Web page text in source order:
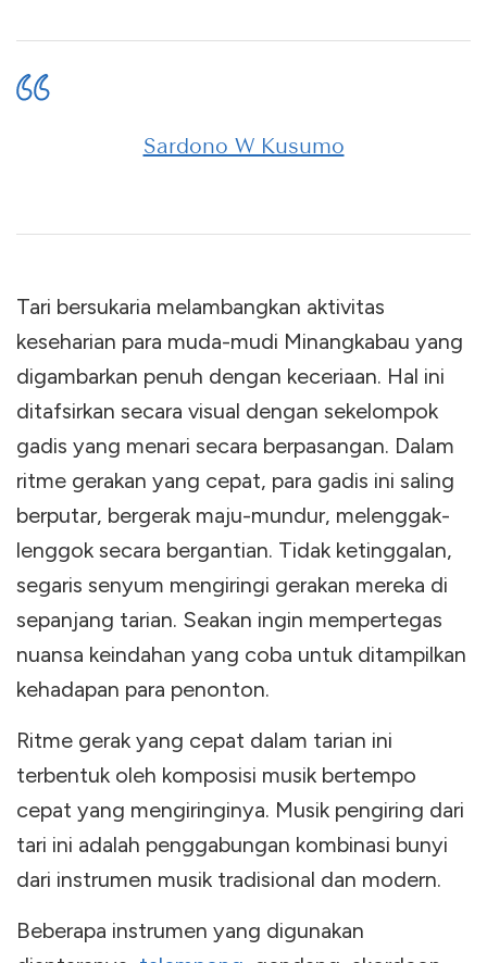
Sardono W Kusumo
Tari bersukaria melambangkan aktivitas
keseharian para muda-mudi Minangkabau yang
digambarkan penuh dengan keceriaan. Hal ini
ditafsirkan secara visual dengan sekelompok
gadis yang menari secara berpasangan. Dalam
ritme gerakan yang cepat, para gadis ini saling
berputar, bergerak maju-mundur, melenggak-
lenggok secara bergantian. Tidak ketinggalan,
segaris senyum mengiringi gerakan mereka di
sepanjang tarian. Seakan ingin mempertegas
nuansa keindahan yang coba untuk ditampilkan
kehadapan para penonton.
Ritme gerak yang cepat dalam tarian ini
terbentuk oleh komposisi musik bertempo
cepat yang mengiringinya. Musik pengiring dari
tari ini adalah penggabungan kombinasi bunyi
dari instrumen musik tradisional dan modern.
Beberapa instrumen yang digunakan